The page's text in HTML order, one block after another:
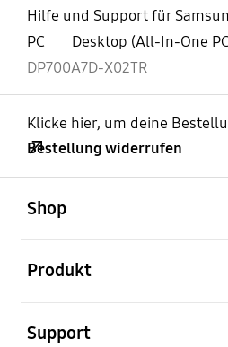
Hilfe und Support für
PC
Desktop (All-In-One
DP700A7D-X02TR
Klicke hier, um deine
Bestellung widerrufen
Shop
Produkt
Support